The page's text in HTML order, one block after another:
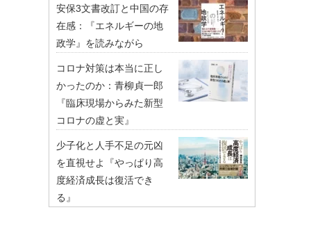
安保3文書改訂と中国の存
在感：『エネルギーの地
政学』を読みながら
コロナ対策は本当に正し
かったのか：青柳貞一郎
『臨床現場からみた新型
コロナの虚と実』
少子化と人手不足の元凶
を直視せよ『やっぱり高
度経済成長は復活でき
る』